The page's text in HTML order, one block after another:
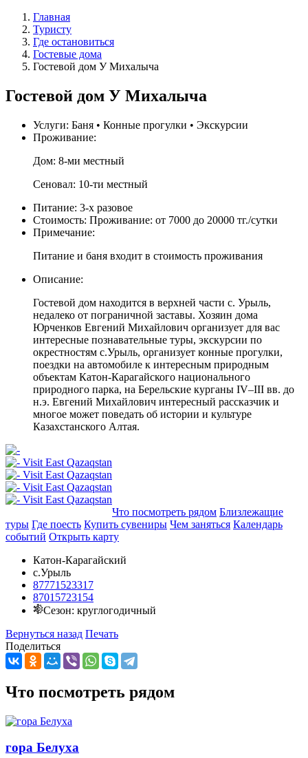
Главная
Туристу
Где остановиться
Гостевые дома
Гостевой дом У Михалыча
Гостевой дом У Михалыча
Услуги: Баня • Конные прогулки • Экскурсии
Проживание:
Дом: 8-ми местный
Сеновал: 10-ти местный
Питание: 3-х разовое
Стоимость: Проживание: от 7000 до 20000 тг./сутки
Примечание:
Питание и баня входит в стоимость проживания
Описание:
Гостевой дом находится в верхней части с. Урыль,
недалеко от пограничной заставы. Хозяин дома
Юрченков Евгений Михайлович организует для вас
интересные познавательные туры, экскурсии по
окрестностям с.Урыль, организует конные прогулки,
поездки на автомобиле к интересным природным
объектам Катон-Карагайского национального
природного парка, на Берельские курганы IV–III вв. до
н.э. Евгений Михайлович интересный рассказчик и
многое может поведать об истории и культуре
Казахстанского Алтая.
Что посмотреть рядом Близлежащие
туры Где поесть Купить сувениры Чем заняться Календарь
событий Открыть карту
Катон-Карагайский
с.Урыль
87771523317
87015723154
Сезон: круглогодичный
Вернуться назад Печать
Поделиться
Что посмотреть рядом
гора Белуха